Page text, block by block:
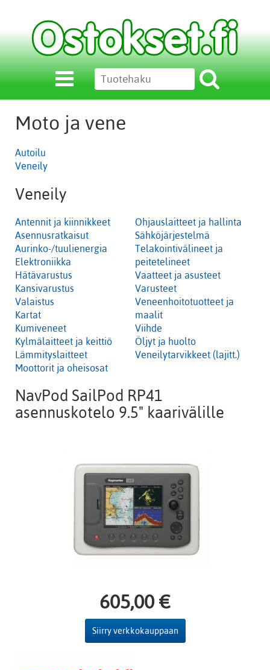
Moto ja vene
Autoilu
Veneily
Veneily
Antennit ja kiinnikkeet
Asennusratkaisut
Aurinko-/tuulienergia
Elektroniikka
Hätävarustus
Kansivarustus
Valaistus
Kartat
Kumiveneet
Kylmälaitteet ja keittiö
Lämmityslaitteet
Moottorit ja oheisosat
Ohjauslaitteet ja hallinta
Sähköjärjestelmä
Telakointivälineet ja
peitetelineet
Vaatteet ja asusteet
Varusteet
Veneenhoitotuotteet ja
maalit
Viihde
Öljyt ja huolto
Veneilytarvikkeet (lajitt.)
NavPod SailPod RP41
asennuskotelo 9.5" kaarivälille
605,00 €
Siirry verkkokauppaan